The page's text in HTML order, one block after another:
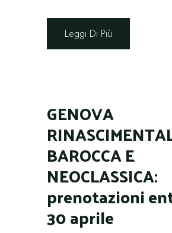
Leggi Di Più
GENOVA
BAROCCA E
NEOCLASSICA:
prenotazioni
30 aprile